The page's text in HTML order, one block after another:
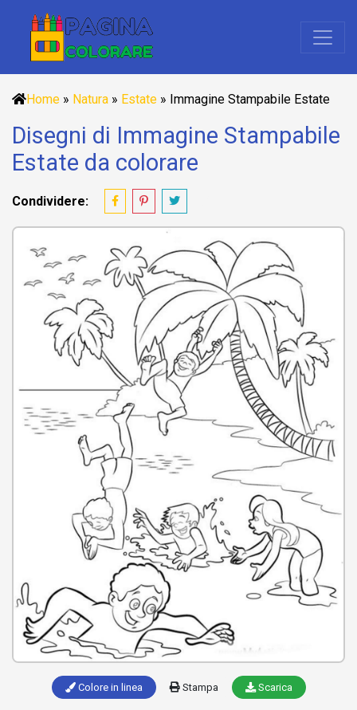
Home » Natura » Estate » Immagine Stampabile Estate
Disegni di Immagine Stampabile
Estate da colorare
Condividere:
Colore in linea Stampa Scarica